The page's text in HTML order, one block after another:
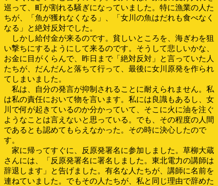
巡って、町が割れる騒ぎになっていました。特に漁業の人た
ちが、「魚が獲れなくなる」、「女川の魚はだれも食べなく
なる」と絶対反対でした。
しかし給付金が来るのです。貧しいところを、海ぎわを狙
い撃ちにするようにして来るのです。そうして悲しいかな、
お金に目がくらんで、昨日まで「絶対反対」と言っていた人
たちが、だんだんと落ちて行って、最後に女川原発を作られ
てしまいました。
私は、自分の発言が抑制されることに耐えられません。私
は私の責任において物を言います。私には良識もあるし、女
川で何が起きているのか分かっていて、そこに火に油を注ぐ
ようなことは言えないと思っている。でも、その程度の人間
であるとも認めてもらえなかった。その時に決心したので
す。
家に帰ってすぐに、反原発署名に参加しました。草柳大蔵
さんには、「反原発署名に署名しました。東北電力の講師は
辞退します」と告げました。有名な人たちが、講師に名前を
連ねていました。でもその人たちが、私と同じ理由で辞めた